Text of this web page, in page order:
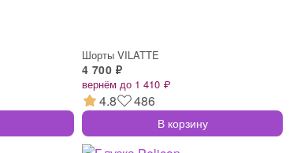
Шорты VILATTE
4 700 ₽
вернём до 1 410 ₽
4.8 486
В корзину